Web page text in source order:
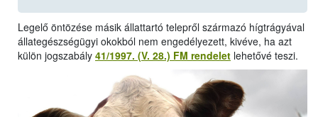
Legelő öntözése másik állattartó telepről származó hígtrágyával
állategészségügyi okokból nem engedélyezett, kivéve, ha azt
külön jogszabály 41/1997. (V. 28.) FM rendelet lehetővé teszi.